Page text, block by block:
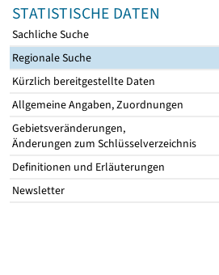
STATISTISCHE DATEN
Sachliche Suche
Regionale Suche
Kürzlich bereitgestellte Daten
Allgemeine Angaben, Zuordnungen
Gebietsveränderungen,
Änderungen zum Schlüsselverzeichnis
Definitionen und Erläuterungen
Newsletter